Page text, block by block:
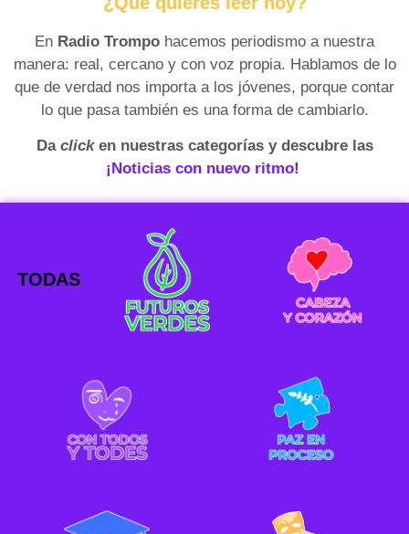
En Radio Trompo hacemos periodismo a nuestra
manera: real, cercano y con voz propia. Hablamos de lo
que de verdad nos importa a los jóvenes, porque contar
lo que pasa también es una forma de cambiarlo.
Da clicken nuestras categorías y descubre las
¡Noticias con nuevo ritmo!
TODAS